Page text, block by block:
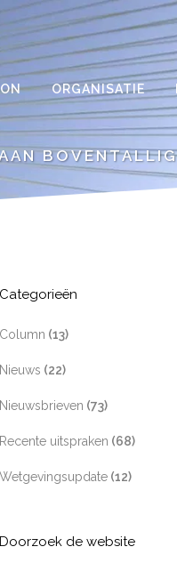
ORGANISATIE
Categorieën
Column (13)
Nieuws (22)
Nieuwsbrieven (73)
Recente uitspraken (68)
Wetgevingsupdate (12)
Doorzoek de website